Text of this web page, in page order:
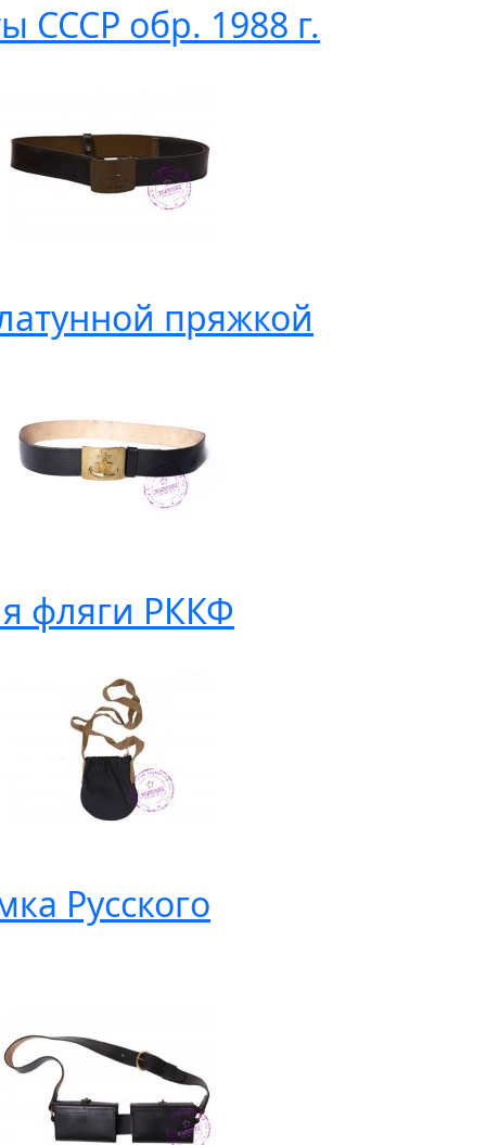
СССР обр. 1988 г.
пряжкой
фляги РККФ
Русского